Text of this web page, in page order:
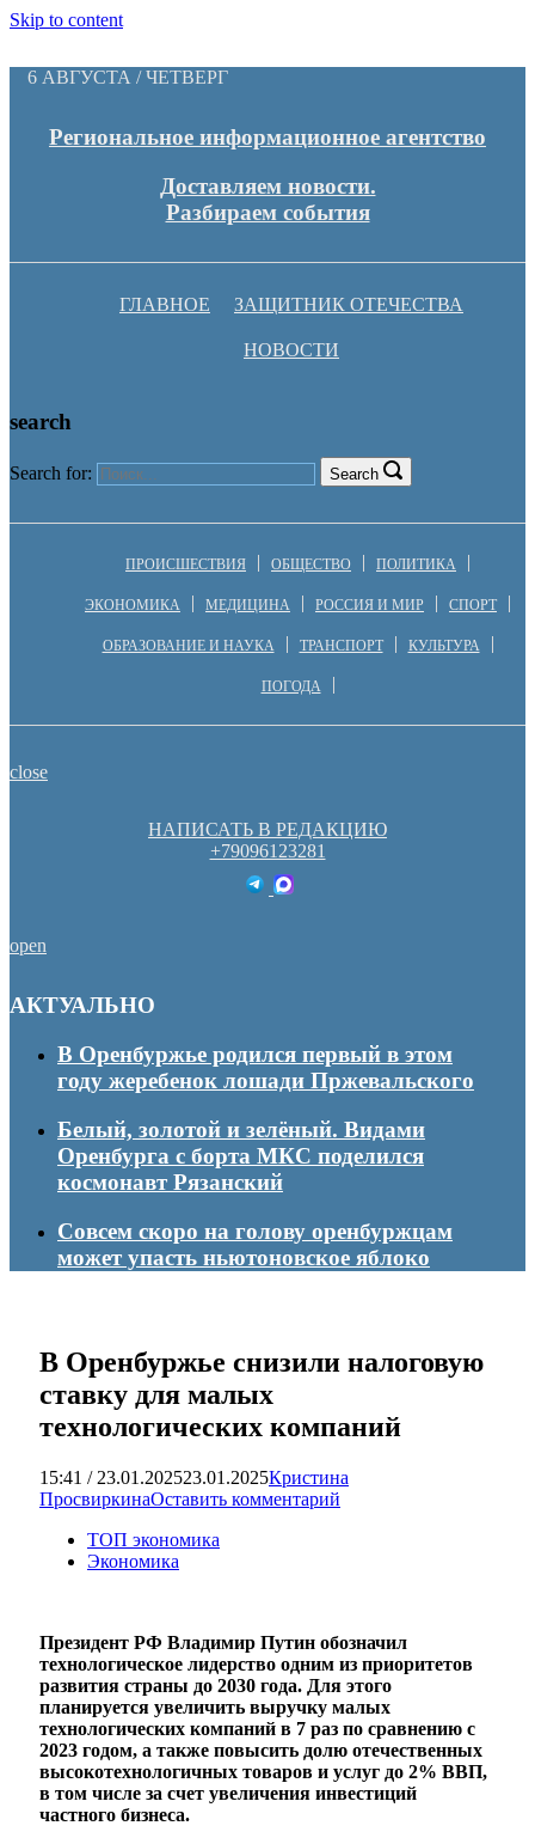
Skip to content
6 АВГУСТА / ЧЕТВЕРГ
Региональное информационное агентство
Доставляем новости.
Разбираем события
ГЛАВНОЕ ЗАЩИТНИК ОТЕЧЕСТВА
НОВОСТИ
search
Search for: Search
ПРОИСШЕСТВИЯ ОБЩЕСТВО ПОЛИТИКА
ЭКОНОМИКА МЕДИЦИНА РОССИЯ И МИР СПОРТ
ОБРАЗОВАНИЕ И НАУКА ТРАНСПОРТ КУЛЬТУРА
ПОГОДА
close
НАПИСАТЬ В РЕДАКЦИЮ
+79096123281
open
АКТУАЛЬНО
В Оренбуржье родился первый в этом
году жеребенок лошади Пржевальского
Белый, золотой и зелёный. Видами
Оренбурга с борта МКС поделился
космонавт Рязанский
Совсем скоро на голову оренбуржцам
может упасть ньютоновское яблоко
В Оренбуржье снизили налоговую
ставку для малых
технологических компаний
15:41 / 23.01.202523.01.2025Кристина
ПросвиркинаОставить комментарий
ТОП экономика
Экономика
Президент РФ Владимир Путин обозначил
технологическое лидерство одним из приоритетов
развития страны до 2030 года. Для этого
планируется увеличить выручку малых
технологических компаний в 7 раз по сравнению с
2023 годом, а также повысить долю отечественных
высокотехнологичных товаров и услуг до 2% ВВП,
в том числе за счет увеличения инвестиций
частного бизнеса.